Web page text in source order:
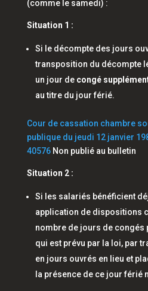
(comme le samedi) :
Situation 1 :
Si le décompte des jours
transposition du décompte
un jour de congé
au titre du jour férié.
Cour de cassation chambre
publique du jeudi 12 janvier
40576Non publié au bulletin
Situation 2 :
Si les salariés bénéficient
application de dispositions
nombre de jours de congés
qui est prévu par la loi, par
en jours ouvrés en lieu et
la présence de ce jour férié